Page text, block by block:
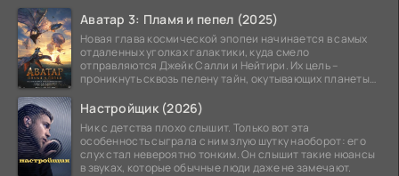
Аватар 3: Пламя и пепел (2025)
Новая глава космической эпопеи начинается в самых
отдаленных уголках галактики, куда смело
отправляются Джейк Салли и Нейтири. Их цель –
проникнуть сквозь пелену тайн, окутывающих планеты
Настройщик (2026)
Ник с детства плохо слышит. Только вот эта
особенность сыграла с ним злую шутку наоборот: его
слух стал невероятно тонким. Он слышит такие нюансы
в звуках, которые обычные люди даже не замечают.